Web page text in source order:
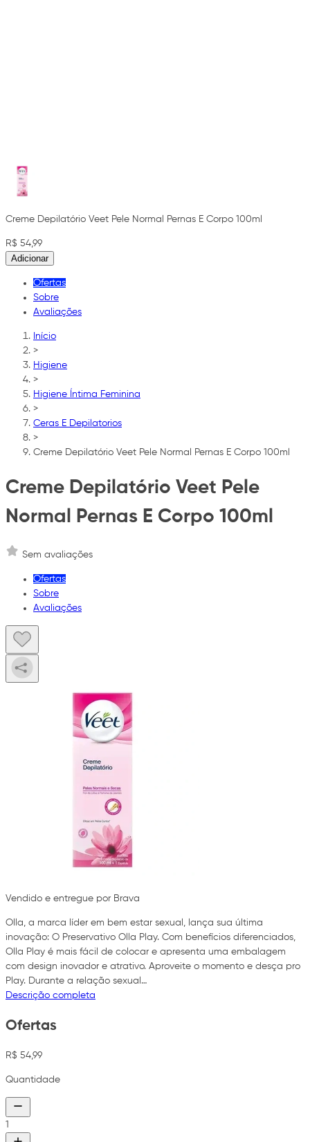
Creme Depilatório Veet Pele Normal Pernas E Corpo 100ml
R$ 54,99
Adicionar
Ofertas
Sobre
Avaliações
Início
>
Higiene
>
Higiene Íntima Feminina
>
Ceras E Depilatorios
>
Creme Depilatório Veet Pele Normal Pernas E Corpo 100ml
Creme Depilatório Veet Pele
Normal Pernas E Corpo 100ml
Sem avaliações
Ofertas
Sobre
Avaliações
Vendido e entregue por Brava
Olla, a marca líder em bem estar sexual, lança sua última
inovação: O Preservativo Olla Play. Com benefícios diferenciados,
Olla Play é mais fácil de colocar e apresenta uma embalagem
com design inovador e atrativo. Aproveite o momento e desça pro
Play. Durante a relação sexual…
Descrição completa
Ofertas
R$ 54,99
Quantidade
1